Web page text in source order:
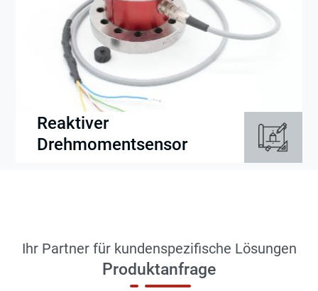
Reaktiver
Drehmomentsensor
Ihr Partner für kundenspezifische Lösungen
Produktanfrage